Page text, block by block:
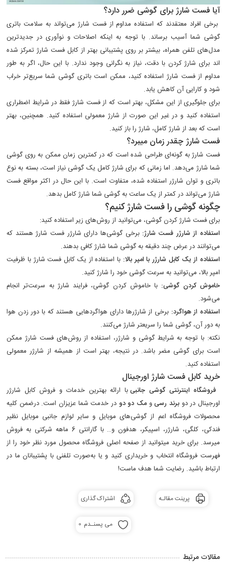
آیا فست شارژ برای گوشی ضرر دارد؟
برخی افراد معتقدند که استفاده مداوم از فست شارژ می‌تواند به سلامت باتری
گوشی شما آسیب برساند. با توجه به اینکه اصلاحات و نوآوری در جدیدترین
مدل‌های تلفن همراه، بیشتر بر روی پشتیبانی بهتر از کابل فست شارژ تمرکز شده
اند برای شارژ کردن با دقت، نیاز به نگرانی وجود ندارد. با این حال، اگر به طور
مداوم از فست شارژ استفاده کنید، ممکن است باتری گوشی شما سریع‌تر خراب
شود و کارایی آن کاهش یابد.
برای جلوگیری از این مشکل، بهتر است که از فست شارژ فقط در شرایط اضطراری
استفاده کنید و در غیر این صورت از شارژ معمولی استفاده کنید. همچنین، بهتر
است که بعد از شارژ کامل، شارژ را باز کنید.
فست شارژ چقدر زمان میبرد؟
فست شارژ به گونه‌ای طراحی شده است که در کمترین زمان ممکن به روی گوشی
شما شارژ می‌دهد. اما زمانی که برای شارژ کامل یک گوشی نیاز است، بسته به نوع
باتری و توان شارژر استفاده شده، متفاوت است. با این حال در اکثر مواقع فست
شارژ می‌تواند در کمتر از یک ساعت به گوشی شما شارژ کامل بدهد.
چگونه گوشی را فست شارژ کنیم؟
برای فست شارژ کردن گوشی، می‌توانید از روش‌های زیر استفاده کنید:
استفاده از شارژر فست شارژ:برخی گوشی‌ها دارای شارژر فست شارژ هستند که
می‌توانند در عرض چند دقیقه به گوشی شما شارژ کافی بدهند.
استفاده از یک کابل شارژر با امپر بالا: با استفاده از یک کابل فست شارژ با ظرفیت
امپر بالا، می‌توانید به سرعت گوشی خود را شارژ کنید.
خاموش کردن گوشی: با خاموش کردن گوشی، فرایند شارژ به سرعت‌تر انجام
می‌شود.
استفاده از هواگرد: برخی از شارژرها دارای هواگردهایی هستند که با دور زدن هوا
به دور آن، گوشی شما را سریعتر شارژ می‌کنند.
نکته: با توجه به شرایط گوشی و شارژر، استفاده از روش‌های فست شارژ ممکن
است برای گوشی مضر باشد. در نتیجه، بهتر است از همیشه از شارژر معمولی
استفاده کنید.
خرید کابل فست شارژ اورجینال
فروشگاه اینترنتی گوشی جانبیبا ارائه بهترین خدمات و فروش کابل شارژر
اورجینال در دو برند رسیومک دو دو در خدمت شما عزیزان است. درضمن کلیه
محصولات فروشگاه اعم از گوشی‌های موبایل و سایر لوازم جانبی موبایل نظیر
فندکی، کلگی، شارژر، اسپیکر، هدفون و… با گارانتی 6 ماهه شرکتی به فروش
میرسد. برای خرید میتوانید از صفحه اصلی فروشگاه محصول مورد نظر خود را از
فهرست فروشگاه انتخاب و خریداری کنید و یا به‌صورت تلفنی با پشتیبانان ما در
ارتباط باشید. رضایت شما هدف ماست!
پرینت مقالـه اشتراک گذاری
می پسنـدم 0
مقالات مرتبط